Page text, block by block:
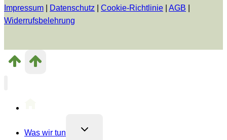
Impressum Datenschutz Cookie-Richtlinie AGB
Widerrufsbelehrung
Was wir tun
Untermenü